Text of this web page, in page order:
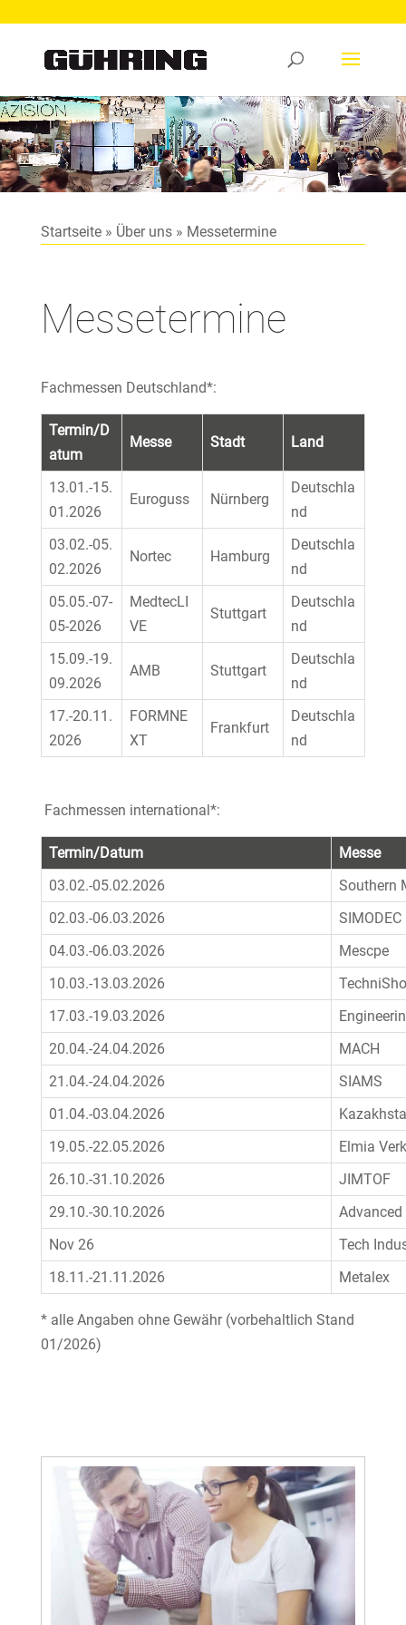
Video-
Player
Startseite» Über uns» Messetermine
Messetermine
Fachmessen Deutschland*:
Termin/D
atum
Messe Stadt Land
13.01.-15.
01.2026
Euroguss Nürnberg
Deutschla
nd
03.02.-05.
02.2026
Nortec Hamburg
Deutschla
nd
05.05.-07-
05-2026
MedtecLI
VE
Stuttgart
Deutschla
nd
15.09.-19.
09.2026
AMB Stuttgart
Deutschla
nd
17.-20.11.
2026
FORMNE
XT
Frankfurt
Deutschla
nd
Fachmessen international*:
Termin/Datum
Messe
03.02.-05.02.2026
Southern
02.03.-06.03.2026
SIMODEC
04.03.-06.03.2026
Mescpe
10.03.-13.03.2026
17.03.-19.03.2026
20.04.-24.04.2026
MACH
21.04.-24.04.2026
SIAMS
01.04.-03.04.2026
19.05.-22.05.2026
Elmia
26.10.-31.10.2026
JIMTOF
29.10.-30.10.2026
Advanced
Nov 26
Tech
18.11.-21.11.2026
Metalex
* alle Angaben ohne Gewähr (vorbehaltlich Stand
01/2026)